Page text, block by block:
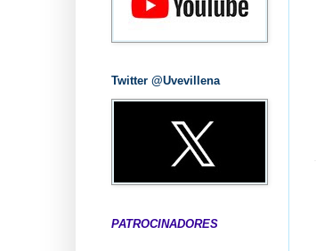
Twitter @Uvevillena
PATROCINADORES